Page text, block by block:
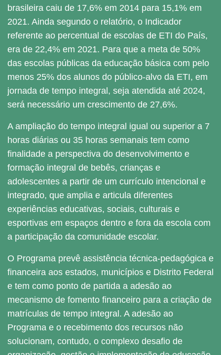
brasileira caiu de 17,6% em 2014 para 15,1% em
2021. Ainda segundo o relatório, o Indicador
referente ao percentual de escolas de ETI do País,
era de 22,4% em 2021. Para que a meta de 50%
das escolas públicas da educação básica com pelo
menos 25% dos alunos do público-alvo da ETI, em
jornada de tempo integral, seja atendida até 2024,
será necessário um crescimento de 27,6%.
A ampliação do tempo integral igual ou superior a 7
horas diárias ou 35 horas semanais tem como
finalidade a perspectiva do desenvolvimento e
formação integral de bebês, crianças e
adolescentes a partir de um currículo intencional e
integrado, que amplia e articula diferentes
experiências educativas, sociais, culturais e
esportivas em espaços dentro e fora da escola com
a participação da comunidade escolar.
O Programa prevê assistência técnica-pedagógica e
financeira aos estados, municípios e Distrito Federal
e tem como ponto de partida a adesão ao
mecanismo de fomento financeiro para a criação de
matrículas de tempo integral. A adesão ao
Programa e o recebimento dos recursos não
solucionam, contudo, o complexo desafio de